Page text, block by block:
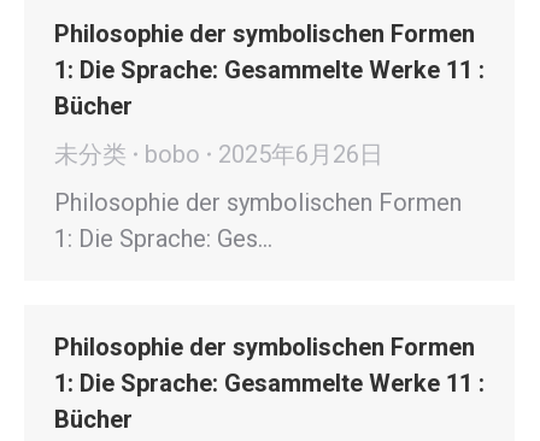
Philosophie der symbolischen Formen
1: Die Sprache: Gesammelte Werke 11 :
Bücher
未分类
bobo
2025年6月26日
Philosophie der symbolischen Formen
1: Die Sprache: Ges…
Philosophie der symbolischen Formen
1: Die Sprache: Gesammelte Werke 11 :
Bücher